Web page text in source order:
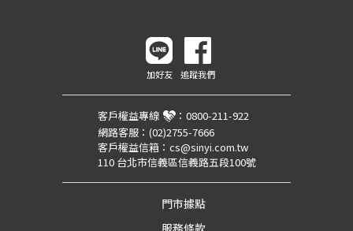
加好友 追蹤我們
客戶權益專線 ： 0800-211-922
網路客服： (02)2755-7666
客戶權益信箱： cs@sinyi.com.tw
110 台北市信義區信義路五段100號
門市據點
服務條款